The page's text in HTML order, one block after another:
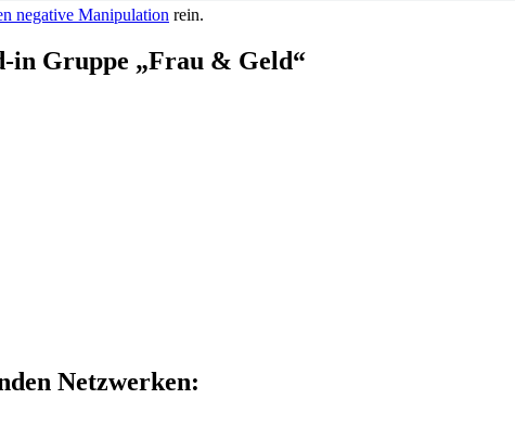
negative Manipulation rein.
in Gruppe „Frau & Geld“
Netzwerken: